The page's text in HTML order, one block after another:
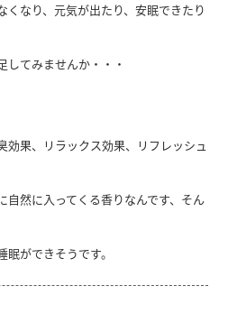
くなり、元気が出たり、安眠できたり
してみませんか・・・
効果、リラックス効果、リフレッシュ
自然に入ってくる香りなんです、そん
ができそうです。